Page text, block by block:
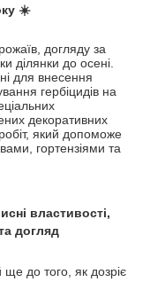
☀️
догляду за
ділянки до осені.
для внесення
гербіцидів на
декоративних
який допоможе
гортензіями та
властивості,
догляд
до того, як дозріє